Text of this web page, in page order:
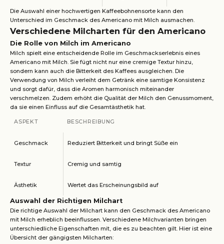
Die Auswahl einer hochwertigen Kaffeebohnensorte kann den
Unterschied im Geschmack des Americano mit Milch ausmachen.
Verschiedene Milcharten für den Americano
Die Rolle von Milch im Americano
Milch spielt eine entscheidende Rolle im Geschmackserlebnis eines
Americano mit Milch. Sie fügt nicht nur eine cremige Textur hinzu,
sondern kann auch die Bitterkeit des Kaffees ausgleichen. Die
Verwendung von Milch verleiht dem Getränk eine samtige Konsistenz
und sorgt dafür, dass die Aromen harmonisch miteinander
verschmelzen. Zudem erhöht die Qualität der Milch den Genussmoment,
da sie einen Einfluss auf die Gesamtästhetik hat.
ASPEKT BESCHREIBUNG
Geschmack Reduziert Bitterkeit und bringt Süße ein
Textur Cremig und samtig
Ästhetik Wertet das Erscheinungsbild auf
Auswahl der Richtigen Milchart
Die richtige Auswahl der Milchart kann den Geschmack des Americano
mit Milch erheblich beeinflussen. Verschiedene Milchvarianten bringen
unterschiedliche Eigenschaften mit, die es zu beachten gilt. Hier ist eine
Übersicht der gängigsten Milcharten: